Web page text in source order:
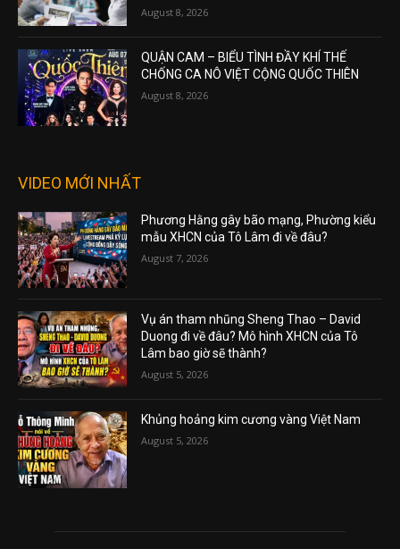
August 8, 2026
QUẬN CAM – BIỂU TÌNH ĐẦY KHÍ THẾ
CHỐNG CA NÔ VIỆT CỘNG QUỐC THIÊN
August 8, 2026
VIDEO MỚI NHẤT
Phương Hằng gây bão mạng, Phường kiểu
mẫu XHCN của Tô Lâm đi về đâu?
August 7, 2026
Vụ án tham nhũng Sheng Thao – David
Duong đi về đâu? Mô hình XHCN của Tô
Lâm bao giờ sẽ thành?
August 5, 2026
Khủng hoảng kim cương vàng Việt Nam
August 5, 2026